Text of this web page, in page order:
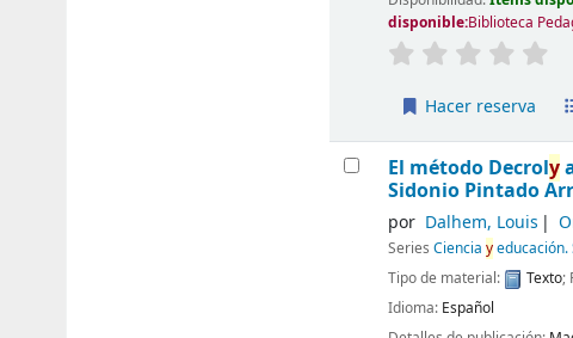
disponible:Biblioteca
Hacer reserva
El método Decroly
Sidonio Pintado
por Dalhem, Louis
SeriesCienciayeducación.
Tipo de material:
Texto;
Idioma: Español